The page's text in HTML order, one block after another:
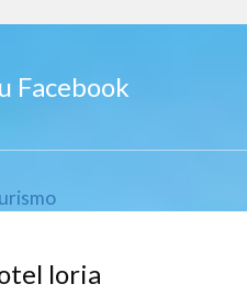
Facebook
loria